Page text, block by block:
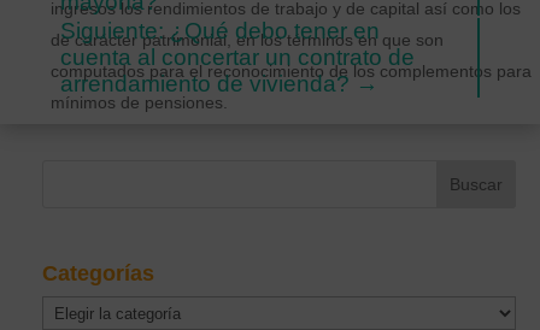
ingresos los rendimientos de trabajo y de capital así como los
de carácter patrimonial, en los términos en que son
computados para el reconocimiento de los complementos para
mínimos de pensiones.
Siguiente: ¿Qué debo tener en
cuenta al concertar un contrato de
arrendamiento de vivienda? →
Categorías
Categorías